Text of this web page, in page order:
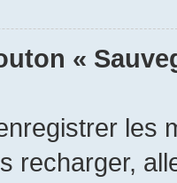
«
recharger,